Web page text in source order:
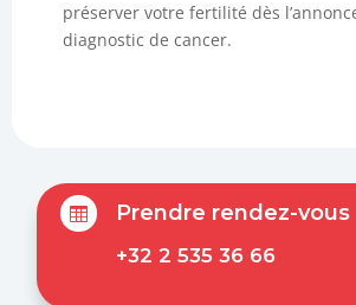
préserver votre fertilité dès
diagnostic de cancer.
 Prendre rendez-vous
+32 2 535 36 66